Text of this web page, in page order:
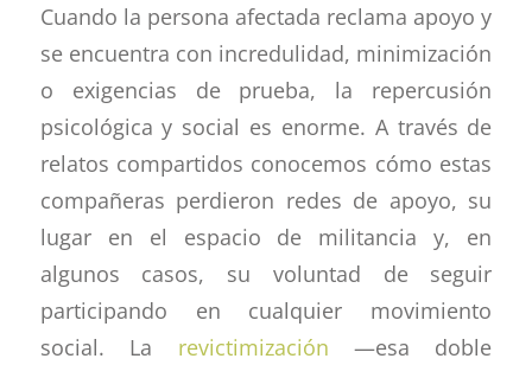
Cuando la persona afectada reclama apoyo y
se encuentra con incredulidad, minimización
o exigencias de prueba, la repercusión
psicológica y social es enorme. A través de
relatos compartidos conocemos cómo estas
compañeras perdieron redes de apoyo, su
lugar en el espacio de militancia y, en
algunos casos, su voluntad de seguir
participando en cualquier movimiento
social. La revictimización —esa doble